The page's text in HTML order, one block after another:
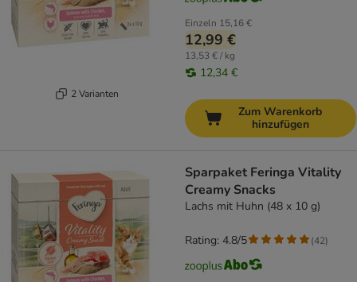
2 Varianten
Einzeln 15,16 €
12,99 €
13,53 € / kg
12,34 €
Zum Warenkorb
hinzufügen
Sparpaket Feringa Vitality
Creamy Snacks
Lachs mit Huhn (48 x 10 g)
Rating: 4.8/5 (42)